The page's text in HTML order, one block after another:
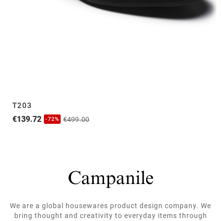
T203
€139.72 -72% €499.00
We are a global housewares product design company. We
bring thought and creativity to everyday items through